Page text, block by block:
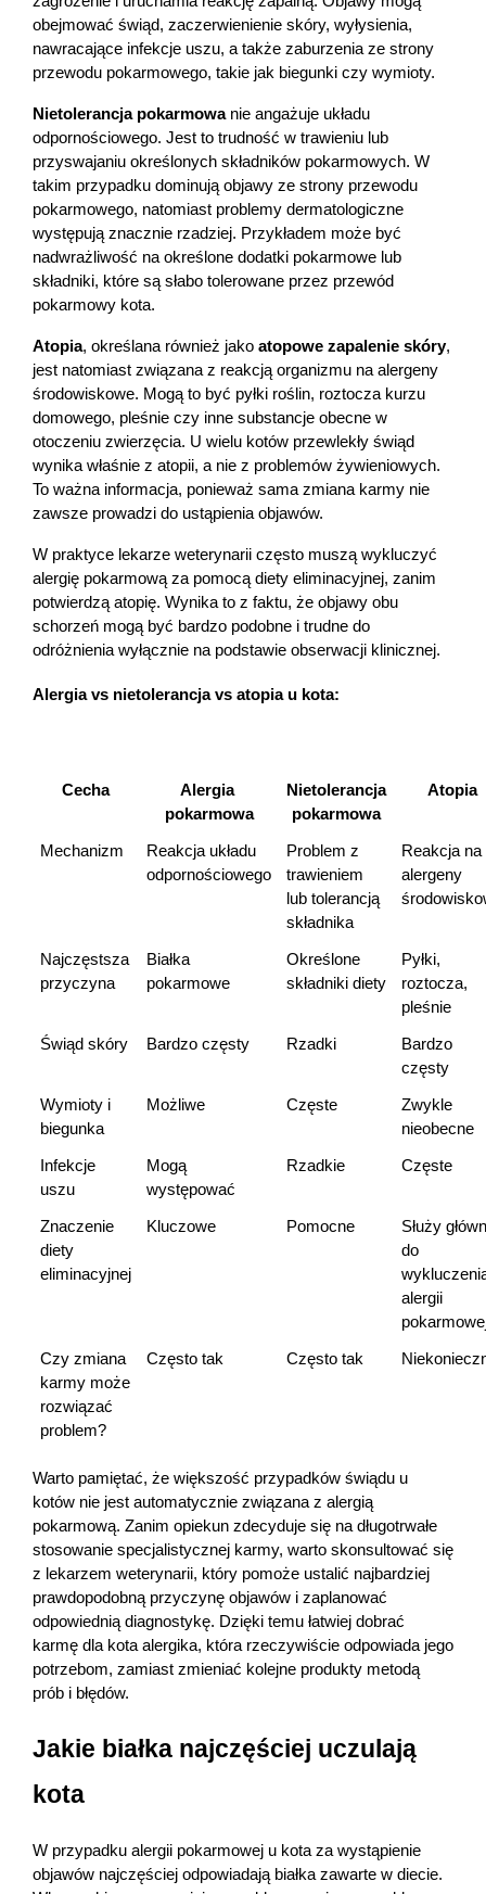
obejmować świąd, zaczerwienienie skóry, wyłysienia,
nawracające infekcje uszu, a także zaburzenia ze strony
przewodu pokarmowego, takie jak biegunki czy wymioty.
Nietolerancja pokarmowa nie angażuje układu
odpornościowego. Jest to trudność w trawieniu lub
przyswajaniu określonych składników pokarmowych. W
takim przypadku dominują objawy ze strony przewodu
pokarmowego, natomiast problemy dermatologiczne
występują znacznie rzadziej. Przykładem może być
nadwrażliwość na określone dodatki pokarmowe lub
składniki, które są słabo tolerowane przez przewód
pokarmowy kota.
Atopia, określana również jako atopowe zapalenie skóry,
jest natomiast związana z reakcją organizmu na alergeny
środowiskowe. Mogą to być pyłki roślin, roztocza kurzu
domowego, pleśnie czy inne substancje obecne w
otoczeniu zwierzęcia. U wielu kotów przewlekły świąd
wynika właśnie z atopii, a nie z problemów żywieniowych.
To ważna informacja, ponieważ sama zmiana karmy nie
zawsze prowadzi do ustąpienia objawów.
W praktyce lekarze weterynarii często muszą wykluczyć
alergię pokarmową za pomocą diety eliminacyjnej, zanim
potwierdzą atopię. Wynika to z faktu, że objawy obu
schorzeń mogą być bardzo podobne i trudne do
odróżnienia wyłącznie na podstawie obserwacji klinicznej.
Alergia vs nietolerancja vs atopia u kota:
Cecha
Alergia
pokarmowa
Nietolerancja
pokarmowa
Atopia
Mechanizm
Reakcja układu
odpornościowego
Problem z
trawieniem
lub tolerancją
składnika
Reakcja na
alergeny
Najczęstsza
przyczyna
Białka
pokarmowe
Określone
składniki diety
Pyłki,
roztocza,
pleśnie
Świąd skóry Bardzo częsty Rzadki
Bardzo
częsty
Wymioty i
biegunka
Możliwe Częste
Zwykle
nieobecne
Infekcje
uszu
Mogą
występować
Rzadkie Częste
Znaczenie
diety
eliminacyjnej
Kluczowe Pomocne
Służy
do
alergii
Czy zmiana
karmy może
rozwiązać
problem?
Często tak Często tak
Warto pamiętać, że większość przypadków świądu u
kotów nie jest automatycznie związana z alergią
pokarmową. Zanim opiekun zdecyduje się na długotrwałe
stosowanie specjalistycznej karmy, warto skonsultować się
z lekarzem weterynarii, który pomoże ustalić najbardziej
prawdopodobną przyczynę objawów i zaplanować
odpowiednią diagnostykę. Dzięki temu łatwiej dobrać
karmę dla kota alergika, która rzeczywiście odpowiada jego
potrzebom, zamiast zmieniać kolejne produkty metodą
prób i błędów.
Jakie białka najczęściej uczulają
kota
W przypadku alergii pokarmowej u kota za wystąpienie
objawów najczęściej odpowiadają białka zawarte w diecie.